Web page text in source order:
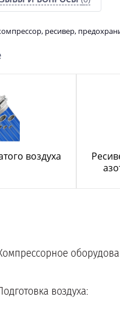
ресивер,
воздуха